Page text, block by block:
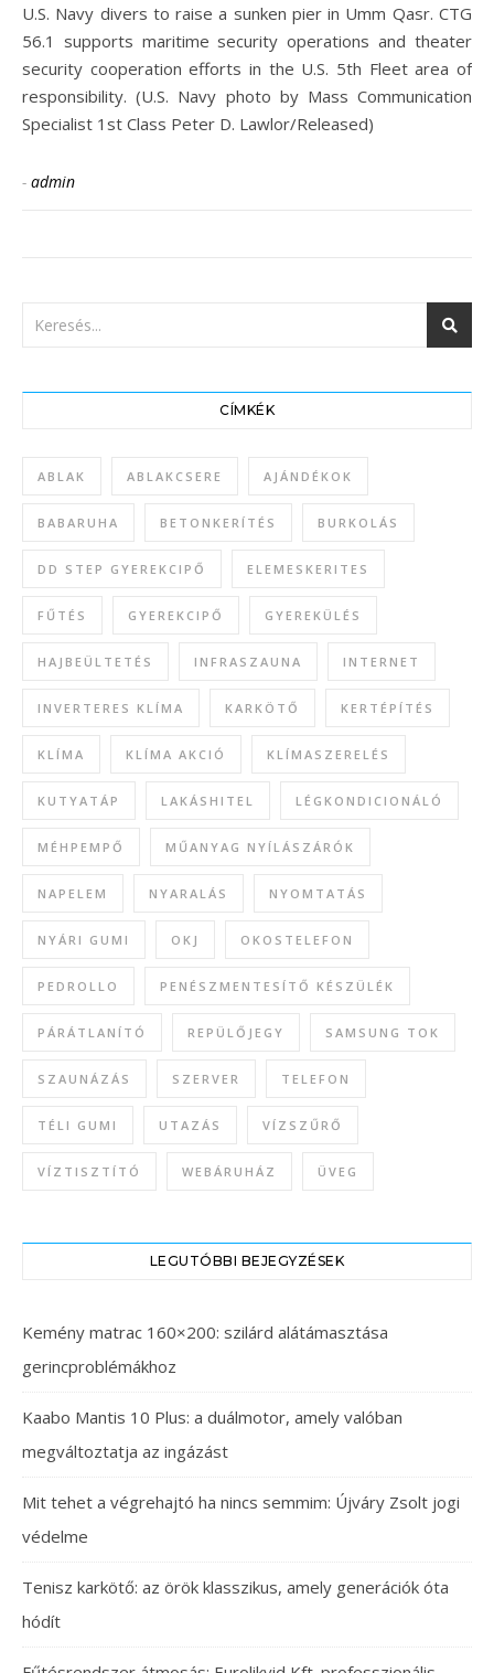
U.S. Navy divers to raise a sunken pier in Umm Qasr. CTG
56.1 supports maritime security operations and theater
security cooperation efforts in the U.S. 5th Fleet area of
responsibility. (U.S. Navy photo by Mass Communication
Specialist 1st Class Peter D. Lawlor/Released)
- admin
CÍMKÉK
ABLAK ABLAKCSERE AJÁNDÉKOK
BABARUHA BETONKERÍTÉS BURKOLÁS
DD STEP GYEREKCIPŐ ELEMESKERITES
FŰTÉS GYEREKCIPŐ GYEREKÜLÉS
HAJBEÜLTETÉS INFRASZAUNA INTERNET
INVERTERES KLÍMA KARKÖTŐ KERTÉPÍTÉS
KLÍMA KLÍMA AKCIÓ KLÍMASZERELÉS
KUTYATÁP LAKÁSHITEL LÉGKONDICIONÁLÓ
MÉHPEMPŐ MŰANYAG NYÍLÁSZÁRÓK
NAPELEM NYARALÁS NYOMTATÁS
NYÁRI GUMI OKJ OKOSTELEFON
PEDROLLO PENÉSZMENTESÍTŐ KÉSZÜLÉK
PÁRÁTLANÍTÓ REPÜLŐJEGY SAMSUNG TOK
SZAUNÁZÁS SZERVER TELEFON
TÉLI GUMI UTAZÁS VÍZSZŰRŐ
VÍZTISZTÍTÓ WEBÁRUHÁZ ÜVEG
LEGUTÓBBI BEJEGYZÉSEK
Kemény matrac 160×200: szilárd alátámasztása
gerincproblémákhoz
Kaabo Mantis 10 Plus: a duálmotor, amely valóban
megváltoztatja az ingázást
Mit tehet a végrehajtó ha nincs semmim: Újváry Zsolt jogi
védelme
Tenisz karkötő: az örök klasszikus, amely generációk óta
hódít